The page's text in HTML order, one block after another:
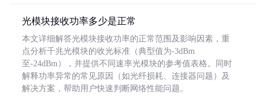
光模块接收功率多少是正常
本文详细解答光模块接收功率的正常范围及影响因素，重
点分析千兆光模块的收光标准（典型值为-3dBm
至-24dBm），并提供不同速率光模块的参考值表格。同时
解释功率异常的常见原因（如光纤损耗、连接器问题）及
解决方案，帮助用户快速判断网络性能问题。